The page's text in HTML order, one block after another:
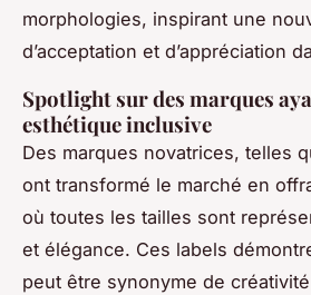
morphologies, inspirant une
d’acceptation et d’appréciation
Spotlight sur des marques
esthétique inclusive
Des marques novatrices, telles
ont transformé le marché en
où toutes les tailles sont
et élégance. Ces labels
peut être synonyme de